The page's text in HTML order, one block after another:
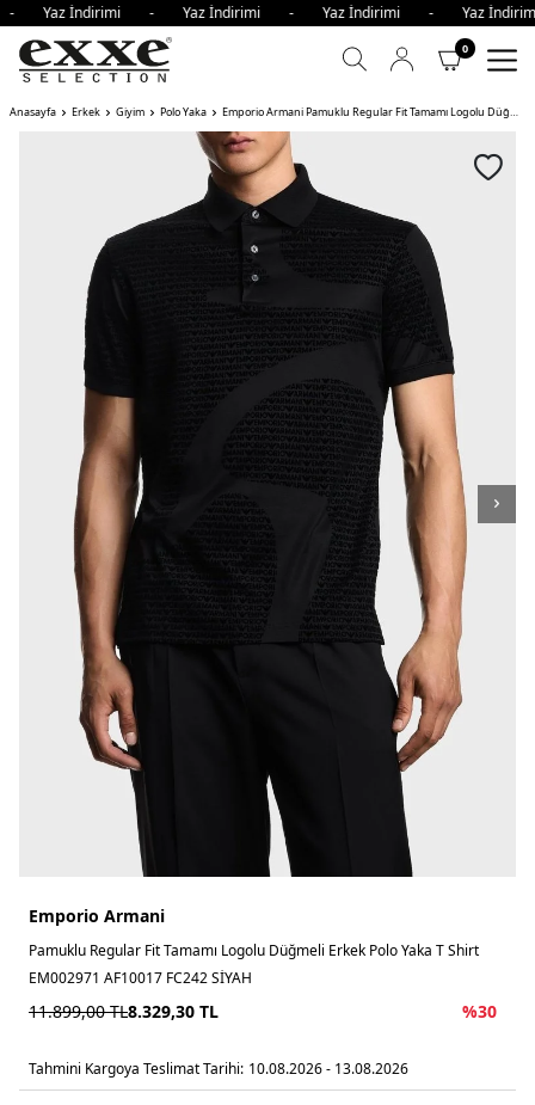
Yaz İndirimi - Yaz İndirimi - Yaz İndirimi - Yaz
0
Anasayfa Erkek Giyim Polo Yaka Emporio Armani Pamuklu Regular Fit Tamamı Logolu Düğmeli Erkek Polo Yaka T Shirt
Emporio Armani
Pamuklu Regular Fit Tamamı Logolu Düğmeli Erkek Polo Yaka T Shirt
EM002971 AF10017 FC242 SİYAH
11.899,00TL8.329,30 TL %30
Tahmini Kargoya Teslimat Tarihi: 10.08.2026 - 13.08.2026